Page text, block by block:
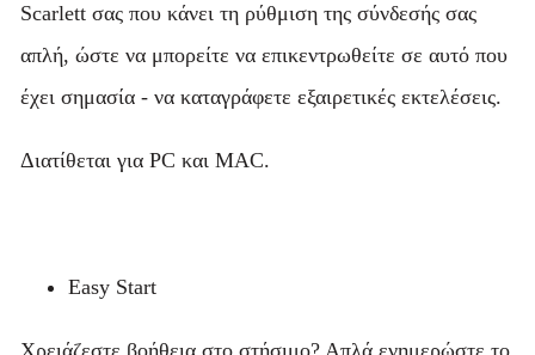
Scarlett σας που κάνει τη ρύθμιση της σύνδεσής σας
απλή, ώστε να μπορείτε να επικεντρωθείτε σε αυτό που
έχει σημασία - να καταγράφετε εξαιρετικές εκτελέσεις.
Διατίθεται για PC και MAC.
Easy Start